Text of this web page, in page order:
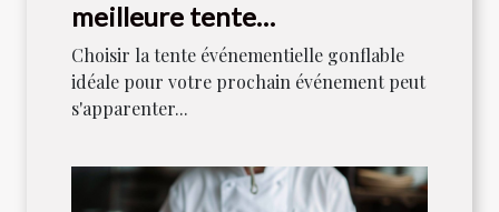
meilleure tente
événementielle gonflable
Choisir la tente événementielle gonflable
idéale pour votre prochain événement peut
s'apparenter...